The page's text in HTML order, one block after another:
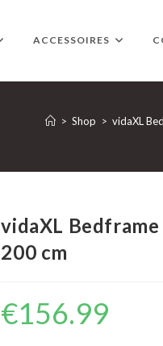
ACCESSOIRES
> Shop > vidaXL
vidaXL
200 cm
€156.99